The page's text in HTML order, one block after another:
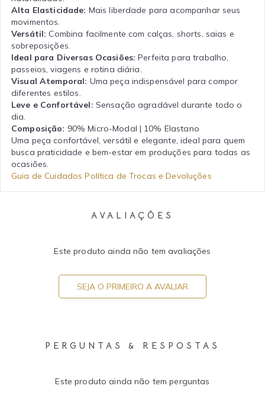
Alta Elasticidade: Mais liberdade para acompanhar seus
movimentos.
Versátil: Combina facilmente com calças, shorts, saias e
sobreposições.
Ideal para Diversas Ocasiões: Perfeita para trabalho,
passeios, viagens e rotina diária.
Visual Atemporal: Uma peça indispensável para compor
diferentes estilos.
Leve e Confortável: Sensação agradável durante todo o
dia.
Composição: 90% Micro-Modal | 10% Elastano
Uma peça confortável, versátil e elegante, ideal para quem
busca praticidade e bem-estar em produções para todas as
ocasiões.
Guia de Cuidados Política de Trocas e Devoluções
AVALIAÇÕES
Este produto ainda não tem avaliações
SEJA O PRIMEIRO A AVALIAR
PERGUNTAS & RESPOSTAS
Este produto ainda não tem perguntas